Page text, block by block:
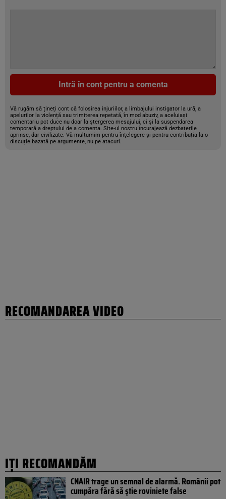
Intră în cont pentru a comenta
Vă rugăm să țineți cont că folosirea injuriilor, a limbajului instigator la ură, a
apelurilor la violență sau trimiterea repetată, în mod abuziv, a aceluiași
comentariu pot duce nu doar la ștergerea mesajului, ci și la suspendarea
temporară a dreptului de a comenta. Site-ul nostru încurajează dezbaterile
aprinse, dar civilizate. Vă mulțumim pentru înțelegere și pentru contribuția la o
discuție bazată pe argumente, nu pe atacuri.
RECOMANDAREA VIDEO
IȚI RECOMANDĂM
CNAIR trage un semnal de alarmă. Românii pot
cumpăra fără să știe roviniete false